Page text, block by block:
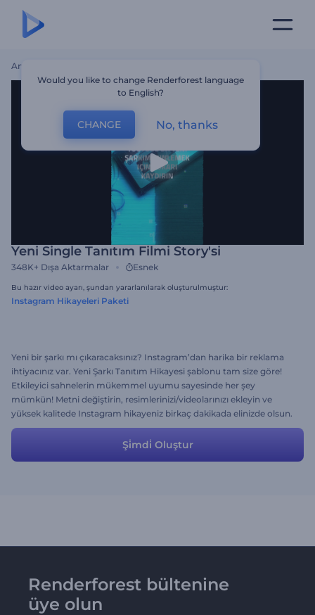
Ana Sayfa
Yeni Single Tanıtım Filmi Story'si
348K+ Dışa Aktarmalar Esnek
Bu hazır video ayarı, şundan yararlanılarak oluşturulmuştur:
Instagram Hikayeleri Paketi
Yeni bir şarkı mı çıkaracaksınız? Instagram’dan harika bir reklama
ihtiyacınız var. Yeni Şarkı Tanıtım Hikayesi şablonu tam size göre!
Etkileyici sahnelerin mükemmel uyumu sayesinde her şey
mümkün! Metni değiştirin, resimlerinizi/videolarınızı ekleyin ve
yüksek kalitede Instagram hikayeniz birkaç dakikada elinizde olsun.
Hemen deneyin ve şöhretin keyfini sürün!
Şi̇mdi̇ Oluştur
Renderforest bültenine
üye olun
Would you like to change Renderforest language
to English?
CHANGE No, thanks